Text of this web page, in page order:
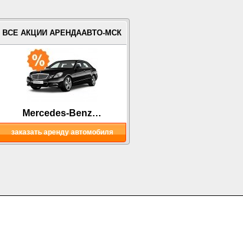
ВСЕ АКЦИИ АРЕНДААВТО-МСК
Mercedes-Benz…
заказать аренду автомобиля